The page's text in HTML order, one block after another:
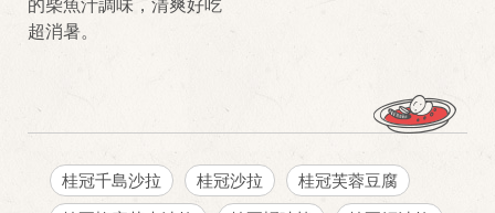
超消暑。
桂冠千島沙拉 桂冠沙拉
桂冠芙蓉豆腐